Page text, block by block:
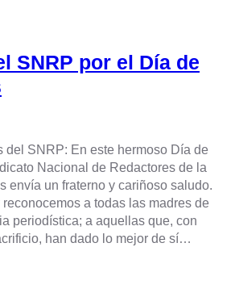
SNRP por el Día de
del SNRP: En este hermoso Día de
Nacional de Redactores de la
envía un fraterno y cariñoso saludo.
a todas las madres de
periodística; a aquellas que, con
han dado lo mejor de sí…